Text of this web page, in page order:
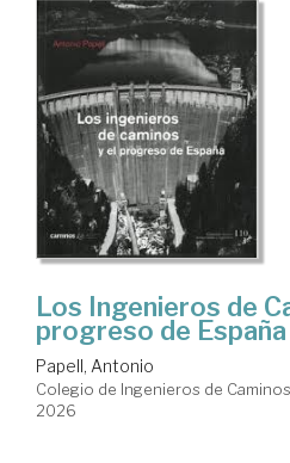
Los Ingenieros de
progreso de España
Papell, Antonio
Colegio de Ingenieros de
2026